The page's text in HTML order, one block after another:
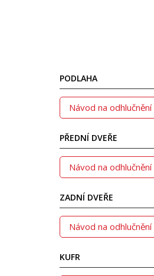
PODLAHA
Návod na odhlučnění
PŘEDNÍ DVEŘE
Návod na odhlučnění
ZADNÍ DVEŘE
Návod na odhlučnění
KUFR